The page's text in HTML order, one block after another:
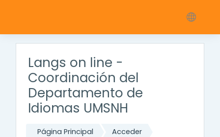
Langs on line -
Coordinación del
Departamento de
Idiomas UMSNH
Página Principal Acceder